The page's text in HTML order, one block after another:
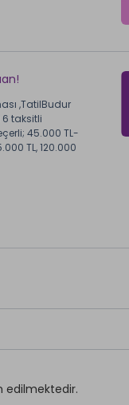
,TatilBudur
6 taksitli
45.000 TL-
TL, 120.000
edilmektedir.